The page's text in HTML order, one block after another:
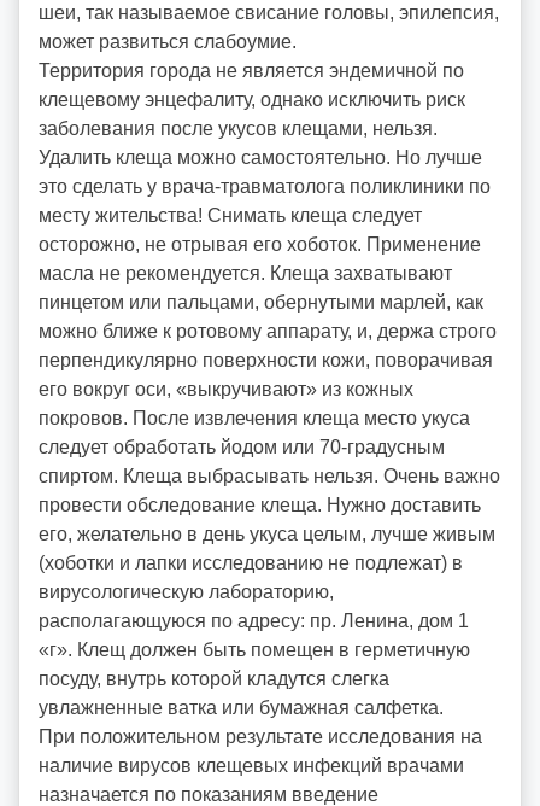
шеи, так называемое свисание головы, эпилепсия,
может развиться слабоумие.
Территория города не является эндемичной по
клещевому энцефалиту, однако исключить риск
заболевания после укусов клещами, нельзя.
Удалить клеща можно самостоятельно. Но лучше
это сделать у врача-травматолога поликлиники по
месту жительства! Снимать клеща следует
осторожно, не отрывая его хоботок. Применение
масла не рекомендуется. Клеща захватывают
пинцетом или пальцами, обернутыми марлей, как
можно ближе к ротовому аппарату, и, держа строго
перпендикулярно поверхности кожи, поворачивая
его вокруг оси, «выкручивают» из кожных
покровов. После извлечения клеща место укуса
следует обработать йодом или 70-градусным
спиртом. Клеща выбрасывать нельзя. Очень важно
провести обследование клеща. Нужно доставить
его, желательно в день укуса целым, лучше живым
(хоботки и лапки исследованию не подлежат) в
вирусологическую лабораторию,
располагающуюся по адресу: пр. Ленина, дом 1
«г». Клещ должен быть помещен в герметичную
посуду, внутрь которой кладутся слегка
увлажненные ватка или бумажная салфетка.
При положительном результате исследования на
наличие вирусов клещевых инфекций врачами
назначается по показаниям введение